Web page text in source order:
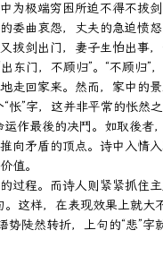
极端穷困所迫不得不拔
曲哀怨，丈夫的急迫愤
剑出门，妻子生怕出事
门，不顾归”。“不顾
回家来。然而，家中的
”字，这并非平常的怅
作最後的决鬥。如取後
矛盾的顶点。诗中入
值。
程。而诗人则紧紧抓
这样，在表现效果上就
陡然转折，上句的“悲”